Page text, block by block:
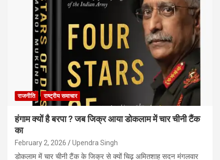
राजनीति राष्ट्रीय समाचार
हंगाम क्यों है बरपा ? जब जिक्र आया डोकलाम में चार चीनी टैंक
का
February 2, 2026 Upendra Singh
डोकलाम में चार चीनी टैंक के जिक्र से क्यों चिढ़ अमितशाह सदन मंगलवार